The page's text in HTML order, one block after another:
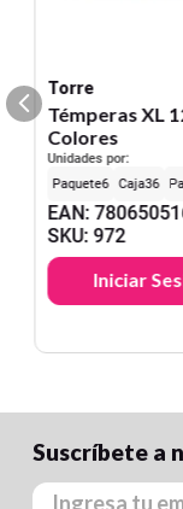
Torre
Témperas XL
Colores
Unidades por:
6
36
EAN:
SKU:972
Iniciar
Suscríbete a